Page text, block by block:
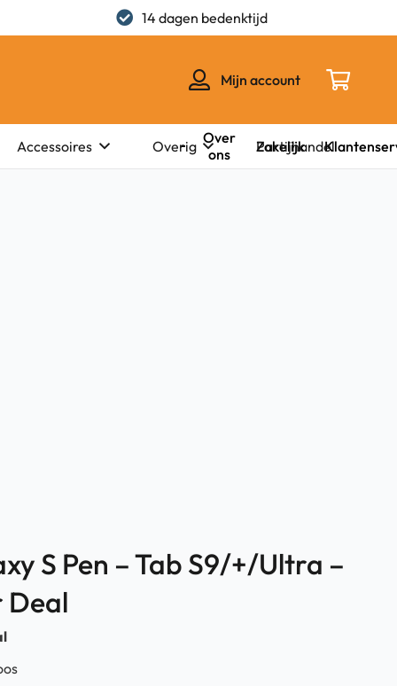
14 dagen bedenktijd
Mijn account
Accessoires Overig Partijhandel
Over
ons
Zakelijk
S Pen – Tab S9/+/Ultra –
Deal